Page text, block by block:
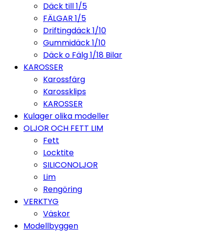
Däck till 1/5
FÄLGAR 1/5
Driftingdäck 1/10
Gummidäck 1/10
Däck o Fälg 1/18 Bilar
KAROSSER
Karossfärg
Karossklips
KAROSSER
Kulager olika modeller
OLJOR OCH FETT LIM
Fett
Locktite
SILICONOLJOR
Lim
Rengöring
VERKTYG
Väskor
Modellbyggen